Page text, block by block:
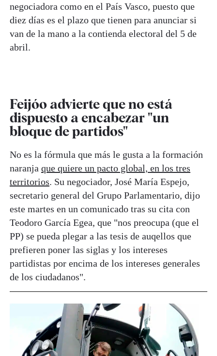
negociadora como en el País Vasco, puesto que
diez días es el plazo que tienen para anunciar si
van de la mano a la contienda electoral del 5 de
abril.
Feijóo advierte que no está
dispuesto a encabezar "un
bloque de partidos"
No es la fórmula que más le gusta a la formación
naranja que quiere un pacto global, en los tres
territorios. Su negociador, José María Espejo,
secretario general del Grupo Parlamentario, dijo
este martes en un comunicado tras su cita con
Teodoro García Egea, que "nos preocupa (que el
PP) se pueda plegar a las tesis de auqellos que
prefieren poner las siglas y los intereses
partidistas por encima de los intereses generales
de los ciudadanos".